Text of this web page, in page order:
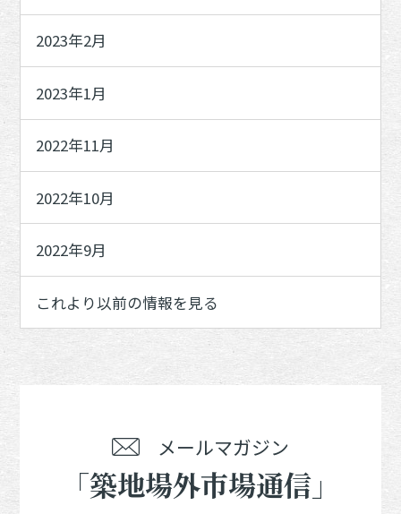
2023年2月
2023年1月
2022年11月
2022年10月
2022年9月
これより以前の情報を見る
メールマガジン
「築地場外市場通信」